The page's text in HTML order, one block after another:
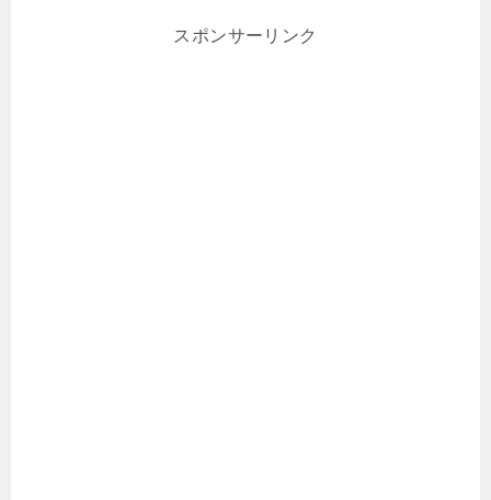
スポンサーリンク